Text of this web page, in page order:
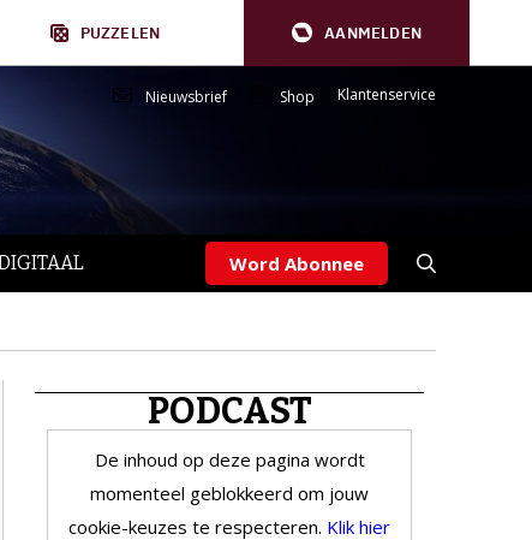
PUZZELEN AANMELDEN
Nieuwsbrief Shop Klantenservice
Word Abonnee
PODCAST
De inhoud op deze pagina wordt
momenteel geblokkeerd om jouw
cookie-keuzes te respecteren. Klik hier